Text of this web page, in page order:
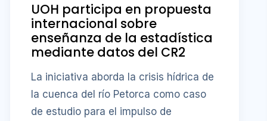
UOH participa en propuesta
internacional sobre
enseñanza de la estadística
mediante datos del CR2
La iniciativa aborda la crisis hídrica de
la cuenca del río Petorca como caso
de estudio para el impulso de